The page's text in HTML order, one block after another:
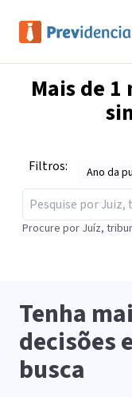
Mais de 1
Filtros: Ano da
Procure por Juíz,
Tenha
decisões
busca